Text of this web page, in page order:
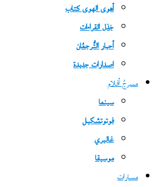
أهوى الهوى كتاب
جَدَل القراءات
أحبار التُّرجمُان
اصدارات جديدة
مسرحُ أفلام
سينما
فوتوتشكيل
غاليري
موسيقا
مسارات